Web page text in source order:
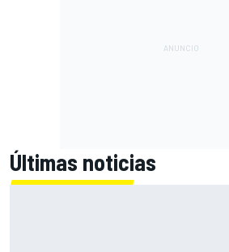
Últimas noticias